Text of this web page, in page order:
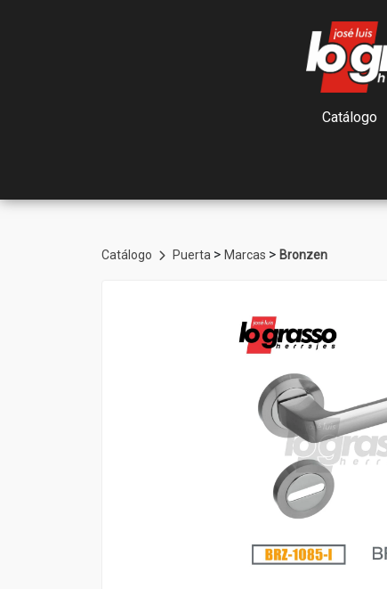
Catálogo
Catálogo Puerta > Marcas > Bronzen